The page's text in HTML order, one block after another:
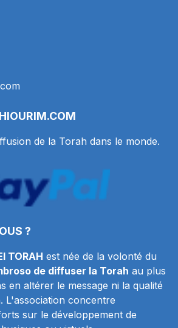
de la Torah dans le monde.
?
TORAH est née de la volonté du
de diffuser la Torah au plus
en altérer le message ni la qualité
L'association concentre
sur le développement de